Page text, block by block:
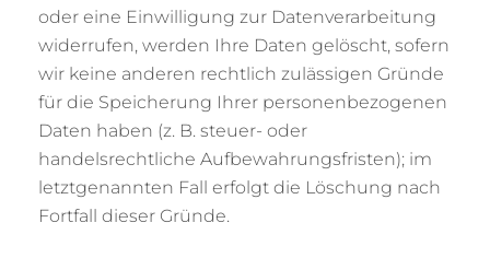
oder eine Einwilligung zur Datenverarbeitung
widerrufen, werden Ihre Daten gelöscht, sofern
wir keine anderen rechtlich zulässigen Gründe
für die Speicherung Ihrer personenbezogenen
Daten haben (z. B. steuer- oder
handelsrechtliche Aufbewahrungsfristen); im
letztgenannten Fall erfolgt die Löschung nach
Fortfall dieser Gründe.